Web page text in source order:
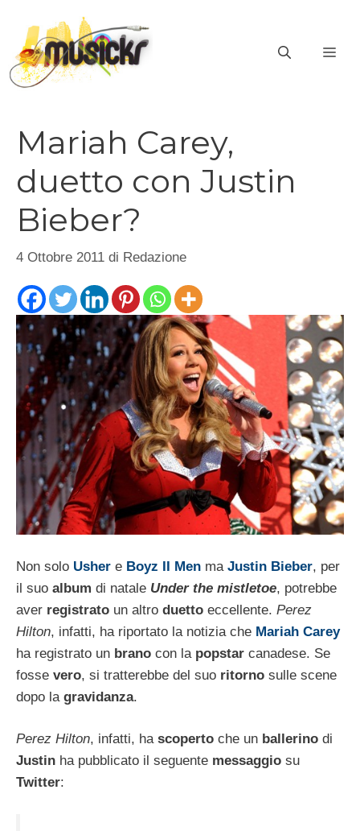
contenuto
Mariah Carey,
duetto con Justin
Bieber?
4 Ottobre 2011 di Redazione
Non solo Usher e Boyz II Men ma Justin Bieber, per
il suo album di natale Under the mistletoe, potrebbe
aver registrato un altro duetto eccellente. Perez
Hilton, infatti, ha riportato la notizia che Mariah Carey
ha registrato un brano con la popstar canadese. Se
fosse vero, si tratterebbe del suo ritorno sulle scene
dopo la gravidanza.
Perez Hilton, infatti, ha scoperto che un ballerino di
Justin ha pubblicato il seguente messaggio su
Twitter: